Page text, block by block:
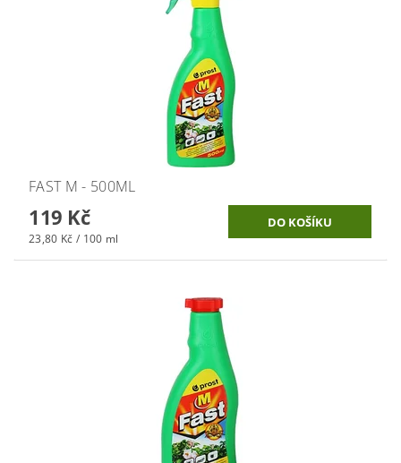
FAST M - 500ML
119 Kč
23,80 Kč / 100 ml